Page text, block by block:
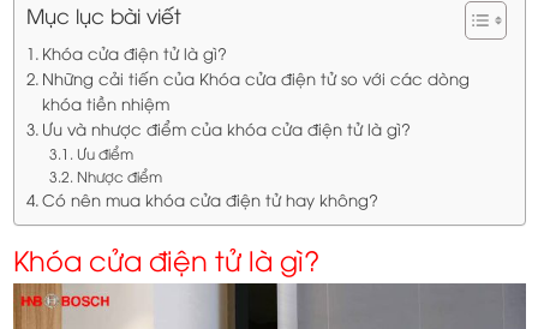
Mục lục bài viết
Khóa cửa điện tử là gì?
Những cải tiến của Khóa cửa điện tử so với các dòng
khóa tiền nhiệm
Ưu và nhược điểm của khóa cửa điện tử là gì?
Ưu điểm
Nhược điểm
Có nên mua khóa cửa điện tử hay không?
Khóa cửa điện tử là gì?